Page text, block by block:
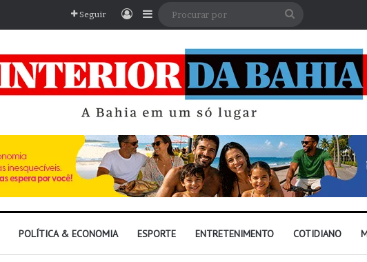
Seguir EntrarBarra Lateral
POLÍTICA & ECONOMIA ESPORTE ENTRETENIMENTO COTIDIANO